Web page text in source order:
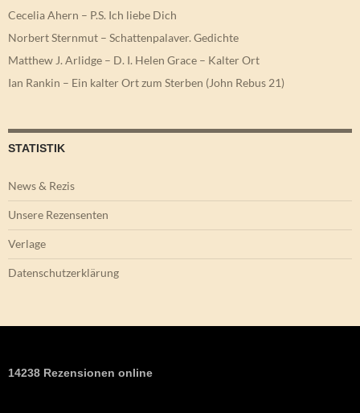
Cecelia Ahern – P.S. Ich liebe Dich
Norbert Sternmut – Schattenpalaver. Gedichte
Matthew J. Arlidge – D. I. Helen Grace – Kalter Ort
Ian Rankin – Ein kalter Ort zum Sterben (John Rebus 21)
STATISTIK
News & Rezis
Unsere Rezensenten
Verlage
Datenschutzerklärung
14238 Rezensionen online